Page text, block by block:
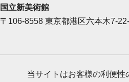
当サイトはお客様の利便性
国立新美術館
〒106-8558 東京都港区六本木7-
アクセス カレンダー